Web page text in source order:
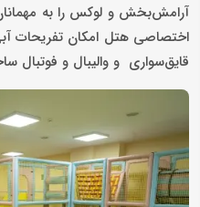
آرامش‌بخش و لوکس را به
اختصاصی هتل امکان تفریحات
قایق‌سواری و والیبال و فوتبال